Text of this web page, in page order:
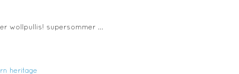
wollpullis! supersommer ...
heritage